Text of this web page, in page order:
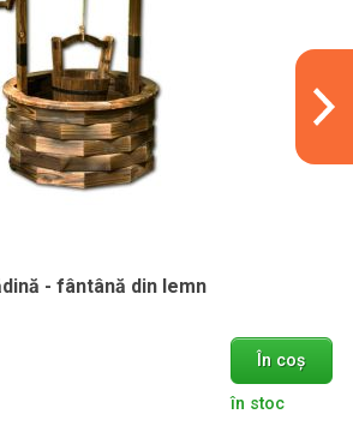
- fântână din lemn
În coș
în stoc